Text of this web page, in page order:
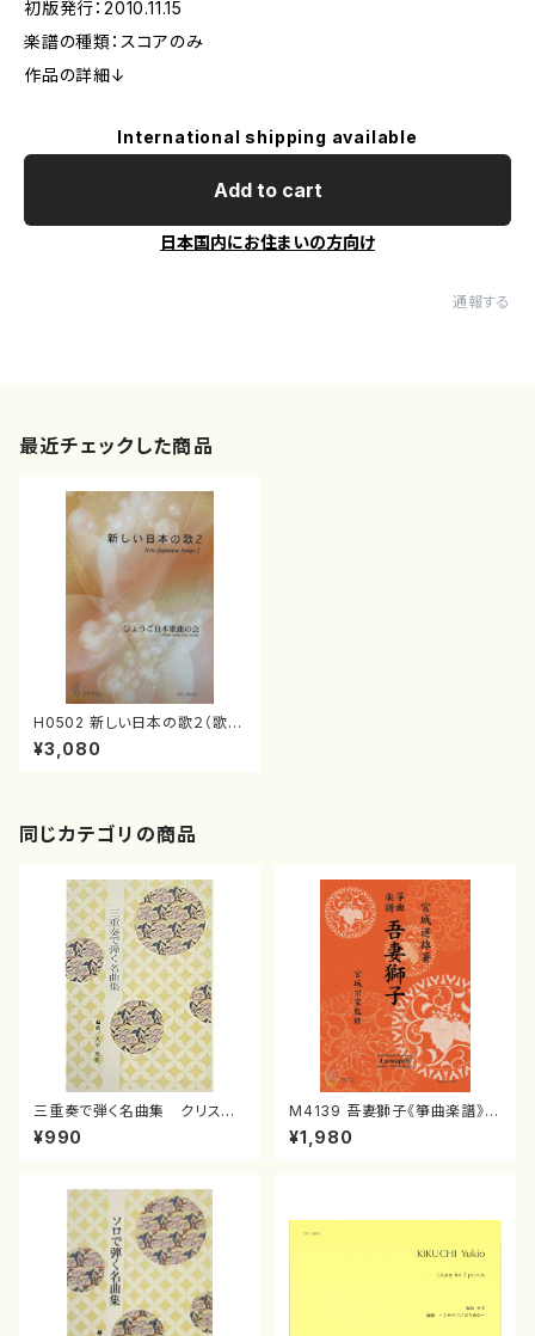
初版発行：2010.11.15
楽譜の種類：スコアのみ
作品の詳細↓
International shipping available
Add to cart
日本国内にお住まいの方向け
通報する
最近チェックした商品
H0502 新しい日本の歌２（歌
曲/ひょうご日本歌曲の会（ひょう
ご日本歌曲の会（三善有希乃、
¥3,080
同じカテゴリの商品
三重奏で弾く名曲集 クリスマ
スメドレー( 箏2/大平光美 編
曲/楽譜）
¥990
M4139 吾妻獅子《箏曲楽譜》
（箏/宮城道雄著・宮城宗家監修/
箏曲古典楽譜）
¥1,980